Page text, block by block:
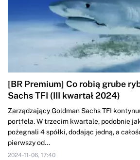
[BR Premium] Co robią grube
Sachs TFI (III kwartał 2024)
Zarządzający Goldman Sachs TFI
portfela. W trzecim kwartale, podobnie
pożegnali 4 spółki, dodając jedną, a
pierwszy od...
2024-11-06, 17:40